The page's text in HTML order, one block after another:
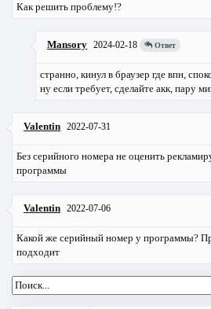
Как решить проблему!?
Mansory 2024-02-18 Ответ
странно, кинул в браузер где впн,
ну если требует, сделайте акк, пару
Valentin 2022-07-31
Без серийного номера не оценить
программы
Valentin 2022-07-06
Какой же серийный номер у программы?
подходит